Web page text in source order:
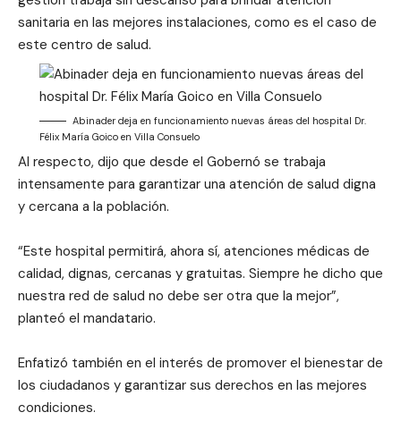
sanitaria en las mejores instalaciones, como es el caso de
este centro de salud.
Abinader deja en funcionamiento nuevas áreas del hospital Dr.
Félix María Goico en Villa Consuelo
Al respecto, dijo que desde el Gobernó se trabaja
intensamente para garantizar una atención de salud digna
y cercana a la población.
“Este hospital permitirá, ahora sí, atenciones médicas de
calidad, dignas, cercanas y gratuitas. Siempre he dicho que
nuestra red de salud no debe ser otra que la mejor”,
planteó el mandatario.
Enfatizó también en el interés de promover el bienestar de
los ciudadanos y garantizar sus derechos en las mejores
condiciones.